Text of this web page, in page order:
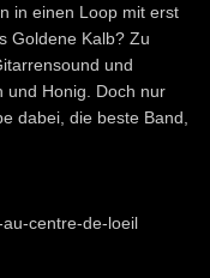
in einen Loop mit erst
Goldene Kalb? Zu
und
und Honig. Doch nur
dabei, die beste Band,
centre-de-loeil